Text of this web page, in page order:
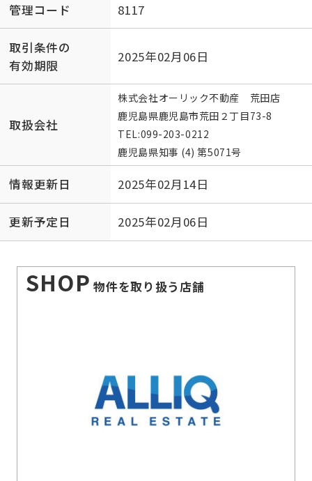
管理コード 8117
取引条件の
有効期限
2025年02月06日
取扱会社
株式会社オーリック不動産 荒田店
鹿児島県鹿児島市荒田２丁目73-8
TEL:099-203-0212
鹿児島県知事 (4) 第5071号
情報更新日 2025年02月14日
更新予定日 2025年02月06日
SHOP 物件を取り扱う店舗